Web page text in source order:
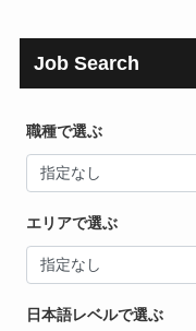
Job Search
職種で選ぶ
エリアで選ぶ
日本語レベルで選ぶ